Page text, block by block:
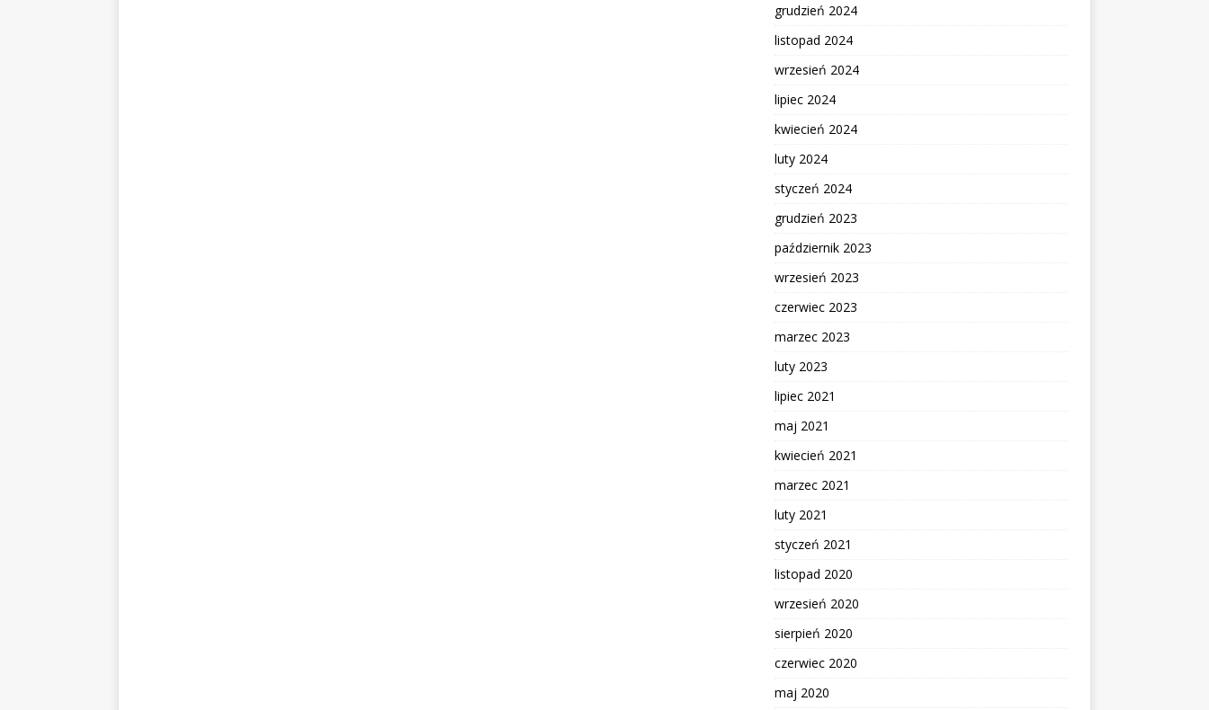
grudzień 2024
listopad 2024
wrzesień 2024
lipiec 2024
kwiecień 2024
luty 2024
styczeń 2024
grudzień 2023
październik 2023
wrzesień 2023
czerwiec 2023
marzec 2023
luty 2023
lipiec 2021
maj 2021
kwiecień 2021
marzec 2021
luty 2021
styczeń 2021
listopad 2020
wrzesień 2020
sierpień 2020
czerwiec 2020
maj 2020